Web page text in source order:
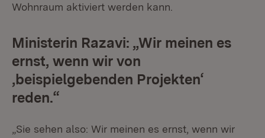
Wohnraum aktiviert werden kann.
Ministerin Razavi: „Wir meinen es
ernst, wenn wir von
‚beispielgebenden Projekten‘
reden.“
„Sie sehen also: Wir meinen es ernst, wenn wir